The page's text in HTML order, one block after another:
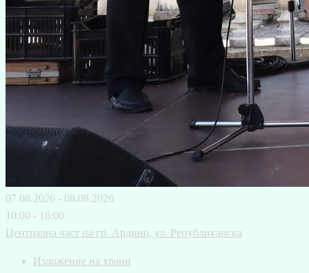
07.08.2026 - 08.08.2026
10:00 - 16:00
Централна част на гр. Ардино, ул. Републиканска
Изложение на храни